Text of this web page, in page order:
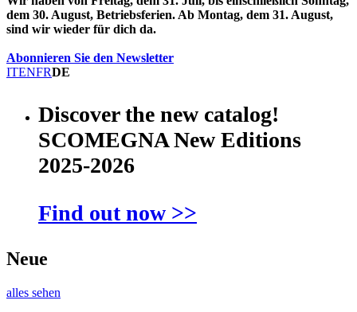
dem 30. August, Betriebsferien. Ab Montag, dem 31. August,
sind wir wieder für dich da.
Abonnieren Sie den Newsletter
ITENFRDE
Discover the new catalog!
SCOMEGNA New Editions
2025-2026
Find out now >>
Neue
alles sehen